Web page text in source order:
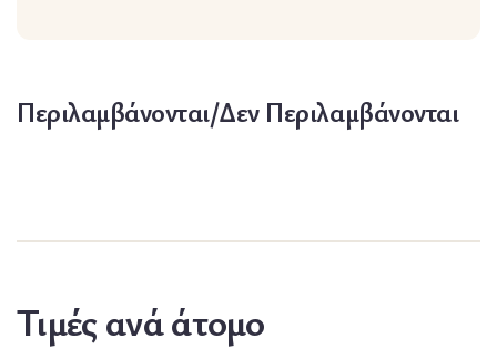
Περιλαμβάνονται/Δεν Περιλαμβάνονται
Τιμές ανά άτομο